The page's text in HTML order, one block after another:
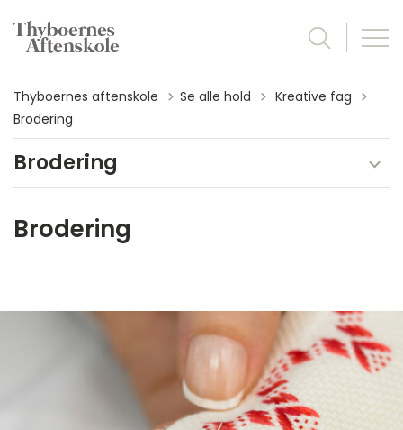
Thyboernes aftenskole Se alle hold Tilbage til
Kreative fag
Brodering
Brodering
Brodering